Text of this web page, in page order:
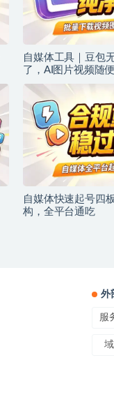
自媒体工具｜豆包
了，AI图片视频随
自媒体快速起号四
构，全平台通吃
外
服